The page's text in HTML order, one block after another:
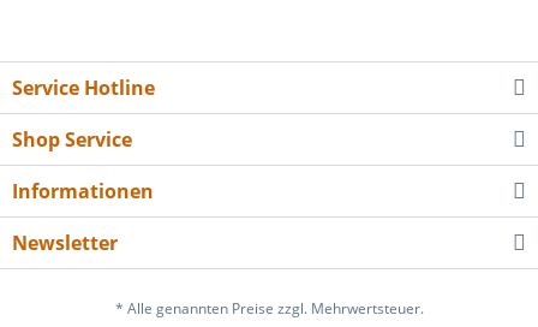
Service Hotline
Shop Service
Informationen
Newsletter
* Alle genannten Preise zzgl. Mehrwertsteuer.